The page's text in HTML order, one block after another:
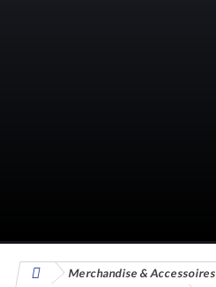
Merchandise & Accessoires